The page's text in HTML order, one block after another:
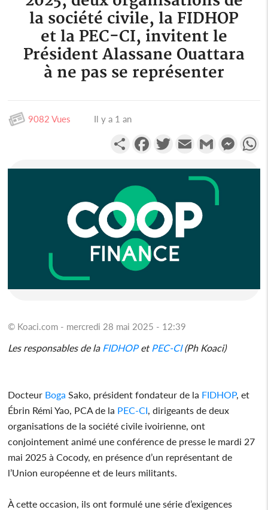
la société civile, la FIDHOP
et la PEC-CI, invitent le
Président Alassane Ouattara
à ne pas se représenter
9082 Vues Il y a 1 an
PartagerFacebookTwitterEmail Gmail
© Koaci.com - mercredi 28 mai 2025 - 12:39
Les responsables de la FIDHOPet PEC-CI(Ph Koaci)
Docteur Boga Sako, président fondateur de la FIDHOP, et
Ébrin Rémi Yao, PCA de la PEC-CI , dirigeants de deux
organisations de la société civile ivoirienne, ont
conjointement animé une conférence de presse le mardi 27
mai 2025 à Cocody, en présence d’un représentant de
l’Union européenne et de leurs militants.
À cette occasion, ils ont formulé une série d’exigences